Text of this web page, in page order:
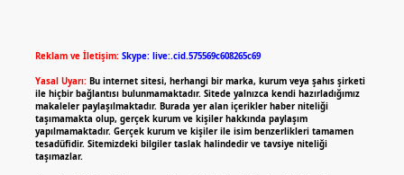
Reklam ve İletişim: Skype: live:.cid.575569c608265c69
Yasal Uyarı: Bu internet sitesi, herhangi bir marka, kurum veya şahıs şirketi
ile hiçbir bağlantısı bulunmamaktadır. Sitede yalnızca kendi hazırladığımız
makaleler paylaşılmaktadır. Burada yer alan içerikler haber niteliği
taşımamakta olup, gerçek kurum ve kişiler hakkında paylaşım
yapılmamaktadır. Gerçek kurum ve kişiler ile isim benzerlikleri tamamen
tesadüfidir. Sitemizdeki bilgiler taslak halindedir ve tavsiye niteliği
taşımazlar.